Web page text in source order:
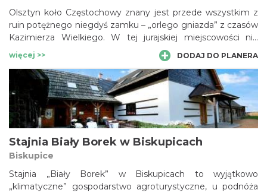
Olsztyn koło Częstochowy znany jest przede wszystkim z
ruin potężnego niegdyś zamku – „orlego gniazda” z czasów
Kazimierza Wielkiego. W tej jurajskiej miejscowości nie
brakuje jednak może mniej okazałych, ale również
zabytkowych budowli. Chociażby u północnych podnóży
warowni pięknie prezentuje się drewniany, XVIII-wieczny
spichlerz, przeniesiony do Olsztyna z miejscowości
Borowno. Obecnie mieści się w nim elegancka restauracja.
więcej >> DODAJ DO PLANERA
Stajnia Biały Borek w Biskupicach
Biskupice
Stajnia „Biały Borek” w Biskupicach to wyjątkowo
„klimatyczne” gospodarstwo agroturystyczne, u podnóża